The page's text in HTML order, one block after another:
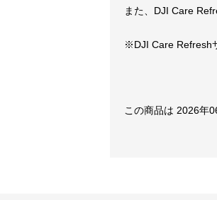
また、DJI Care
※DJI Care Refresh
この商品は 2026年